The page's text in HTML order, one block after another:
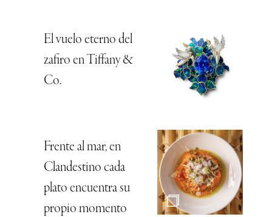
El vuelo eterno del
zafiro en Tiffany &
Co.
Frente al mar, en
Clandestino cada
plato encuentra su
propio momento